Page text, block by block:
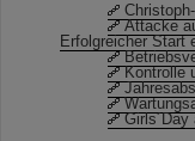
Attacke
Erfolgreicher Start
Kontrolle